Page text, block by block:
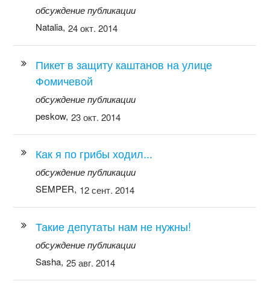
обсуждение публикации
Natalia, 24 окт. 2014
Пикет в защиту каштанов на улице
Фомичевой
обсуждение публикации
peskow, 23 окт. 2014
Как я по грибы ходил...
обсуждение публикации
SEMPER, 12 сент. 2014
Такие депутаты нам не нужны!
обсуждение публикации
Sasha, 25 авг. 2014